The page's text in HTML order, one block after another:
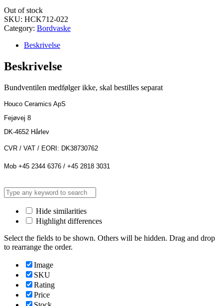
Out of stock
SKU: HCK712-022
Category: Bordvaske
Beskrivelse
Beskrivelse
Bundventilen medfølger ikke, skal bestilles separat
Houco Ceramics ApS
Fejøvej 8
DK-4652 Hårlev
CVR / VAT / EORI: DK38730762
Mob +45 2344 6376 / +45 2818 3031
Hide similarities
Highlight differences
Select the fields to be shown. Others will be hidden. Drag and drop
to rearrange the order.
Image
SKU
Rating
Price